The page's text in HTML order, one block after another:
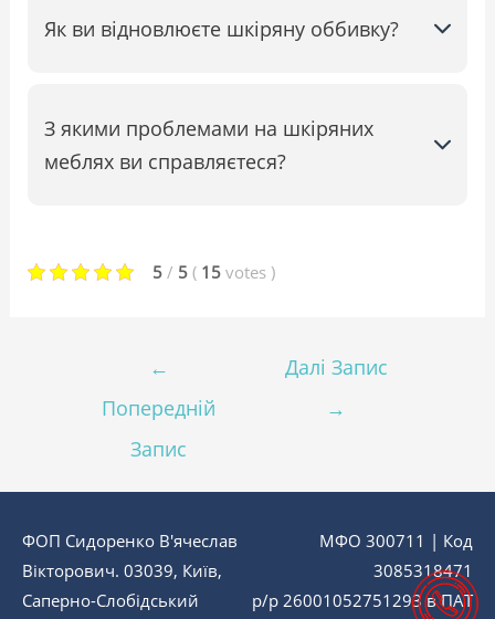
Як ви відновлюєте шкіряну оббивку?
З якими проблемами на шкіряних
меблях ви справляєтеся?
5 / 5 ( 15 votes )
←
Попередній
Запис
Далі Запис
→
ФОП Сидоренко В'ячеслав
Вікторович. 03039, Київ,
Саперно-Слобідський
МФО 300711 | Код
3085318471
р/р 26001052751293 в ПАТ